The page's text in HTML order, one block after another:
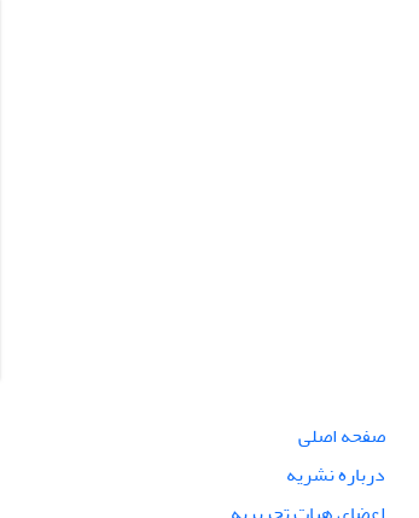
صفحه اصلی
درباره نشریه